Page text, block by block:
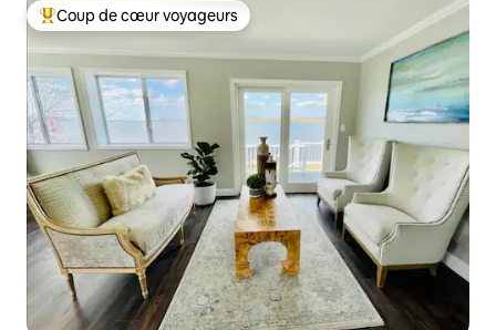
Coups de cœur voyageurs les plus appréciés
Coup de cœur voyageurs